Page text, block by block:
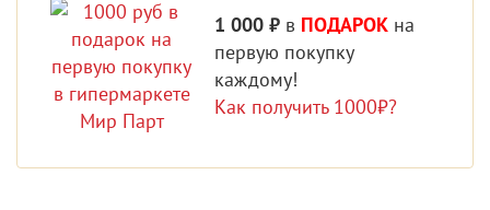
1 000 ₽ в ПОДАРОК на
первую покупку
каждому!
Как получить 1000₽?